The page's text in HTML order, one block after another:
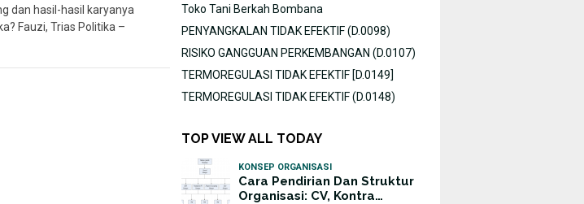
dan hasil-hasil karyanya
Fauzi, Trias Politika –
Toko Tani Berkah Bombana
PENYANGKALAN TIDAK EFEKTIF (D.0098)
RISIKO GANGGUAN PERKEMBANGAN (D.0107)
TERMOREGULASI TIDAK EFEKTIF [D.0149]
TERMOREGULASI TIDAK EFEKTIF (D.0148)
TOP VIEW ALL TODAY
KONSEP ORGANISASI
Cara Pendirian Dan Struktur
Organisasi: CV, Kontra…